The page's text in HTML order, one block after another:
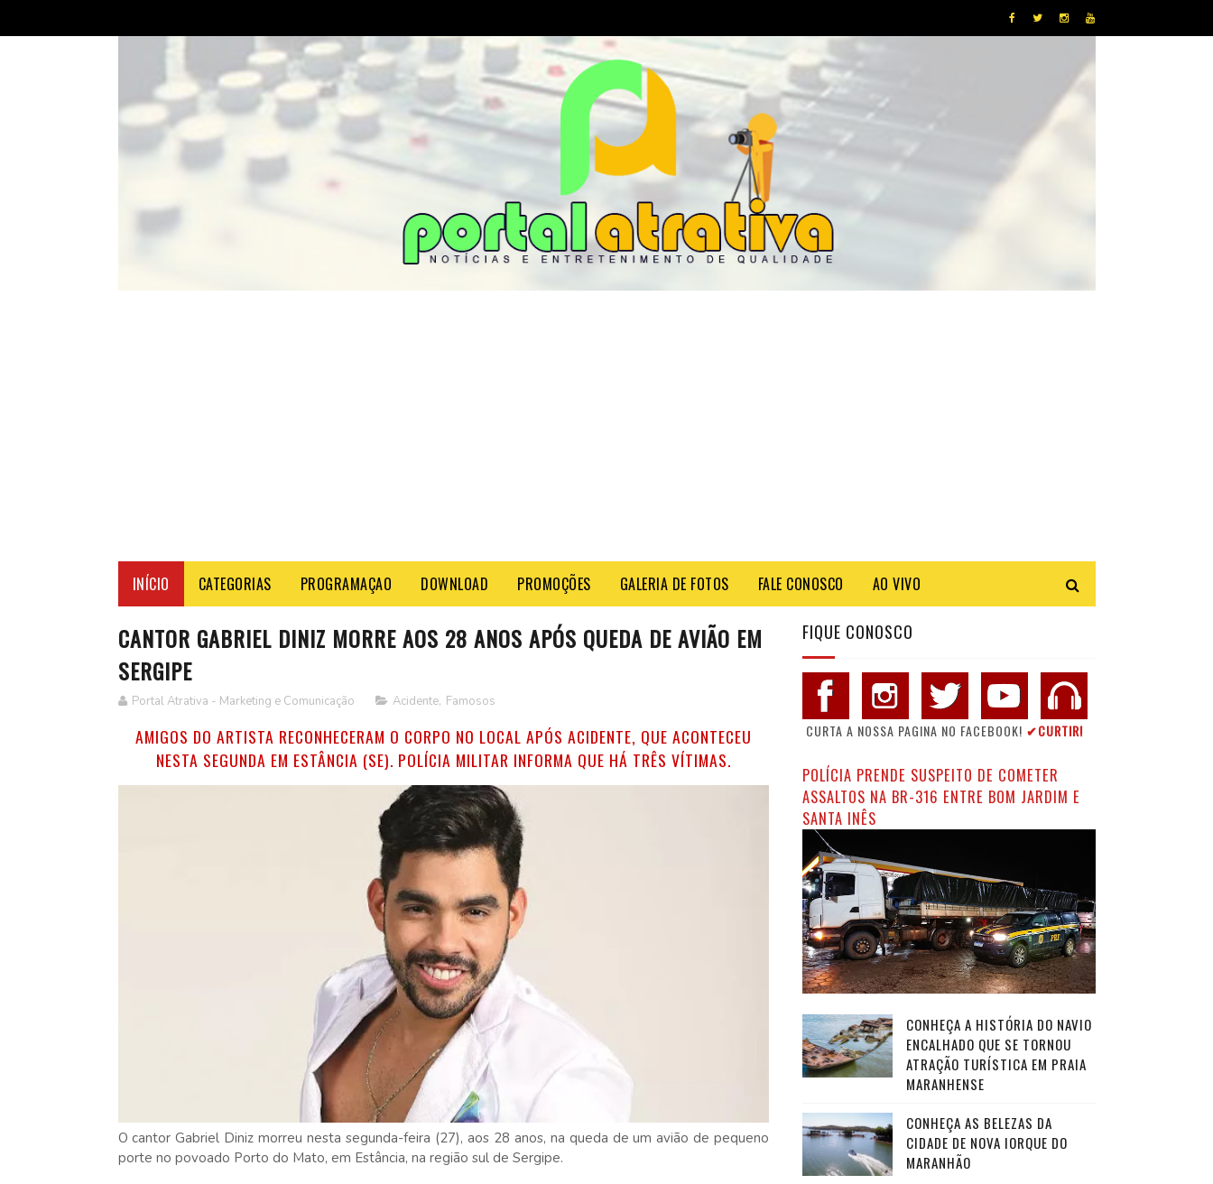
INÍCIO CATEGORIAS PROGRAMAÇAO DOWNLOAD PROMOÇÕES GALERIA DE FOTOS FALE CONOSCO AO VIVO
CANTOR GABRIEL DINIZ MORRE AOS 28 ANOS APÓS QUEDA DE AVIÃO EM
SERGIPE
Portal Atrativa - Marketing e Comunicação Acidente, Famosos
AMIGOS DO ARTISTA RECONHECERAM O CORPO NO LOCAL APÓS ACIDENTE, QUE ACONTECEU
NESTA SEGUNDA EM ESTÂNCIA (SE). POLÍCIA MILITAR INFORMA QUE HÁ TRÊS VÍTIMAS.
O cantor Gabriel Diniz morreu nesta segunda-feira (27), aos 28 anos, na queda de um avião de pequeno
porte no povoado Porto do Mato, em Estância, na região sul de Sergipe.
FIQUE CONOSCO
CURTA A NOSSA PAGINA NO FACEBOOK! ✔CURTIR!
POLÍCIA PRENDE SUSPEITO DE COMETER
ASSALTOS NA BR-316 ENTRE BOM JARDIM E
SANTA INÊS
CONHEÇA A HISTÓRIA DO NAVIO
ENCALHADO QUE SE TORNOU
ATRAÇÃO TURÍSTICA EM PRAIA
MARANHENSE
CONHEÇA AS BELEZAS DA
CIDADE DE NOVA IORQUE DO
MARANHÃO